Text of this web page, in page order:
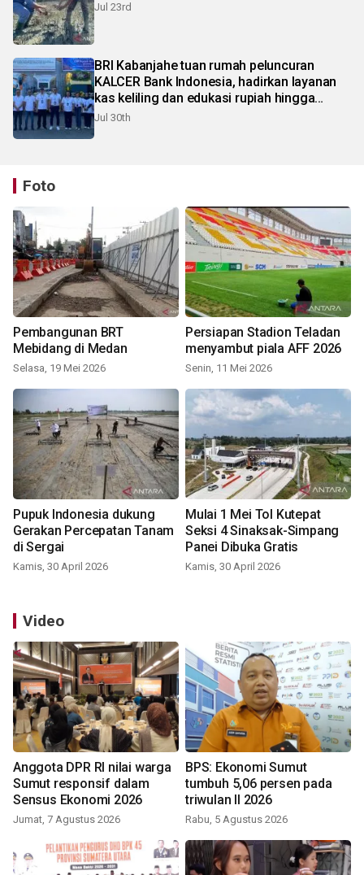
Jul 23rd
BRI Kabanjahe tuan rumah peluncuran
KALCER Bank Indonesia, hadirkan layanan
kas keliling dan edukasi rupiah hingga
pelosok Karo
Jul 30th
Foto
Pembangunan BRT
Mebidang di Medan
Selasa, 19 Mei 2026
Persiapan Stadion Teladan
menyambut piala AFF 2026
Senin, 11 Mei 2026
Pupuk Indonesia dukung
Gerakan Percepatan Tanam
di Sergai
Kamis, 30 April 2026
Mulai 1 Mei Tol Kutepat
Seksi 4 Sinaksak-Simpang
Panei Dibuka Gratis
Kamis, 30 April 2026
Video
Anggota DPR RI nilai warga
Sumut responsif dalam
Sensus Ekonomi 2026
Jumat, 7 Agustus 2026
BPS: Ekonomi Sumut
tumbuh 5,06 persen pada
triwulan II 2026
Rabu, 5 Agustus 2026